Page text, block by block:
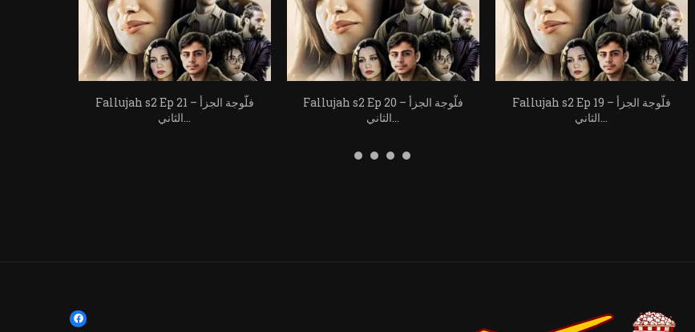
Fallujah s2 Ep 21 – فلّوجة الجزأ
الثاني...
Fallujah s2 Ep 20 – فلّوجة الجزأ
الثاني...
Fallujah s2 Ep 19 – فلّوجة الجزأ
الثاني...